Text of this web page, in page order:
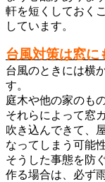
軒を短くしておく
しています。
台風対策は窓に
台風のときには横
す。
庭木や他の家のも
それらによって窓
吹き込んできて、
なってしまう可能
そうした事態を防
作る場合は、必ず